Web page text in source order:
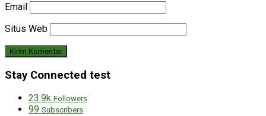
Email
Situs Web
Stay Connected test
23.9k Followers
99 Subscribers